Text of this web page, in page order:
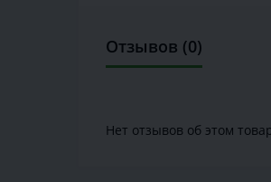
Отзывов (0)
Нет отзывов об этом